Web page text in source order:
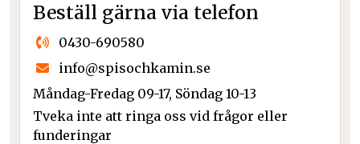
Beställ gärna via telefon
0430-690580
info@spisochkamin.se
Måndag-Fredag 09-17, Söndag 10-13
Tveka inte att ringa oss vid frågor eller
funderingar